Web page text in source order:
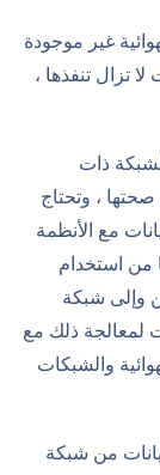
غير موجودة
تزال تنفذها ،
ذات
صحتها ، وتحتاج
مع الأنظمة
من استخدام
من وإلى شبكة
لمعالجة ذلك مع
والشبكات
من شبكة